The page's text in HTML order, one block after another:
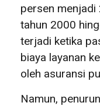
persen
tahun 2000
terjadi ketika
biaya layanan
oleh asuransi
Namun,